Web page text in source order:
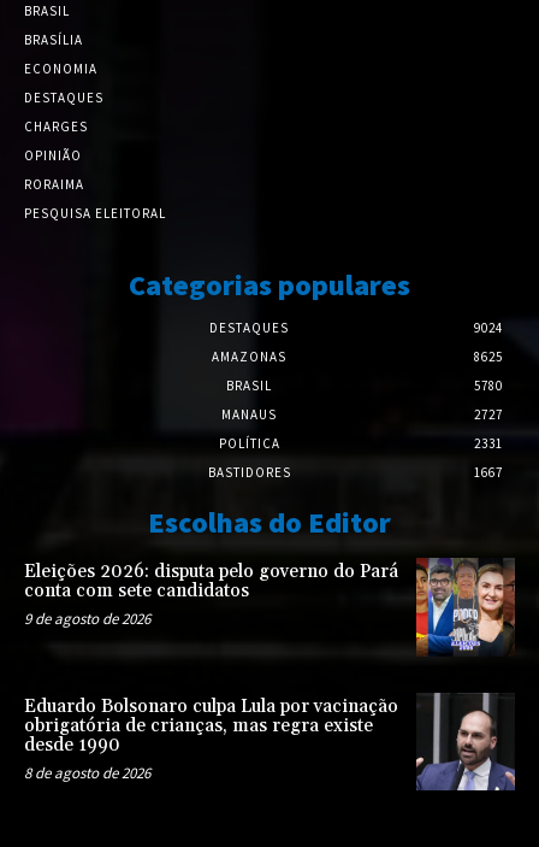
BRASIL
BRASÍLIA
ECONOMIA
DESTAQUES
CHARGES
OPINIÃO
RORAIMA
PESQUISA ELEITORAL
Categorias populares
DESTAQUES
9024
AMAZONAS
8625
BRASIL
5780
MANAUS
2727
POLÍTICA
2331
BASTIDORES
1667
Escolhas do Editor
Eleições 2026: disputa pelo governo do Pará
conta com sete candidatos
9 de agosto de 2026
Eduardo Bolsonaro culpa Lula por vacinação
obrigatória de crianças, mas regra existe
desde 1990
8 de agosto de 2026